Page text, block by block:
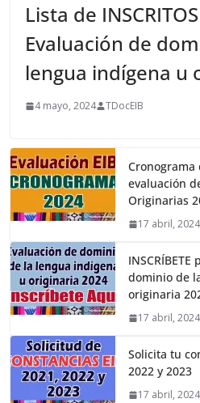
Lista de
Evaluación de
lengua indígena u
4 mayo, 2024 TDocEIB
Cronograma
evaluación
Originarias
17 abril, 2024
dominio de
originaria
17 abril, 2024
Solicita tu
2022 y 2023
17 abril, 2024